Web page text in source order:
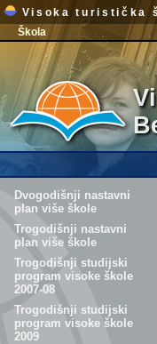
Visoka turistička
Škola
Dvogodišnji nastavni
plan više škole
Trogodišnji nastavni
plan više škole
Trogodišnji studijski
program visoke škole
2007-08
Trogodišnji studijski
program visoke škole
2009